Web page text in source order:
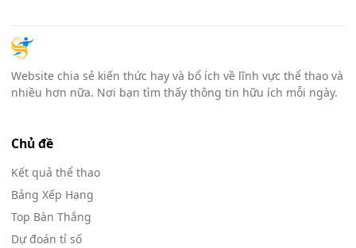
Website chia sẻ kiến thức hay và bổ ích về lĩnh vực thể thao và
nhiều hơn nữa. Nơi bạn tìm thấy thông tin hữu ích mỗi ngày.
Chủ đề
Kết quả thể thao
Bảng Xếp Hạng
Top Bàn Thắng
Dự đoán tỉ số